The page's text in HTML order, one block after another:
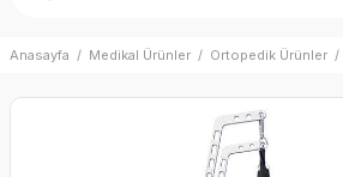
Anasayfa Medikal Ürünler Ortopedik Ürünler